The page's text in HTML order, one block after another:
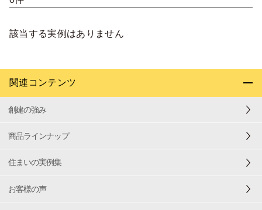
該当する実例はありません
関連コンテンツ
創建の強み
商品ラインナップ
住まいの実例集
お客様の声